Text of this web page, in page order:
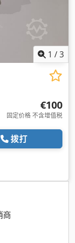
1 /3
€100
固定价格 不含增值税
拨打
商